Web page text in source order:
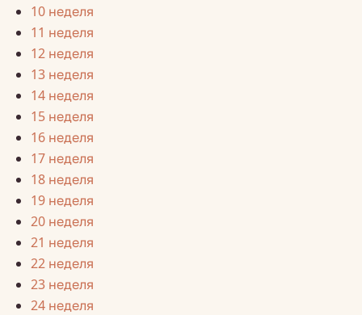
10 неделя
11 неделя
12 неделя
13 неделя
14 неделя
15 неделя
16 неделя
17 неделя
18 неделя
19 неделя
20 неделя
21 неделя
22 неделя
23 неделя
24 неделя